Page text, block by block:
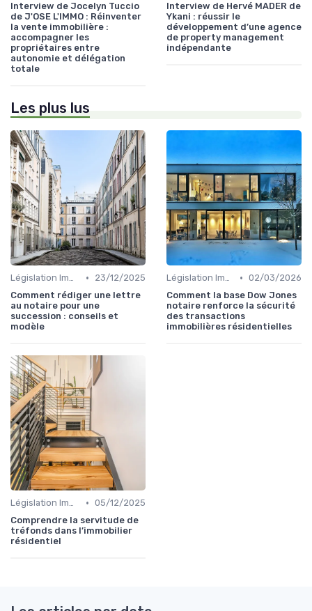
Interview de Jocelyn Tuccio
de J'OSE L'IMMO : Réinventer
la vente immobilière :
accompagner les
propriétaires entre
autonomie et délégation
totale
Interview de Hervé MADER de
Ykani : réussir le
développement d’une agence
de property management
indépendante
Les plus lus
Législation Immobilière •
23/12/2025
Comment rédiger une lettre
au notaire pour une
succession : conseils et
modèle
Législation Immobilière • 02/03/2026
Comment la base Dow Jones
notaire renforce la sécurité
des transactions
immobilières résidentielles
Législation Immobilière • 05/12/2025
Comprendre la servitude de
tréfonds dans l’immobilier
résidentiel